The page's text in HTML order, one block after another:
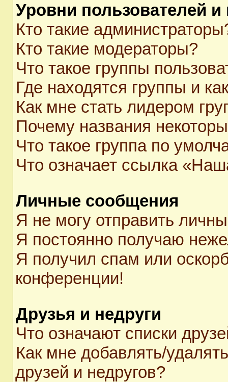
Уровни пользователей и
Кто такие
Кто такие модераторы?
Что такое группы
Где находятся группы и
Как мне стать лидером
Почему названия
Что такое группа по
Что означает ссылка
Личные сообщения
Я не могу отправить
Я постоянно получаю
Я получил спам или
конференции!
Друзья и недруги
Что означают списки
Как мне добавлять/
друзей и недругов?